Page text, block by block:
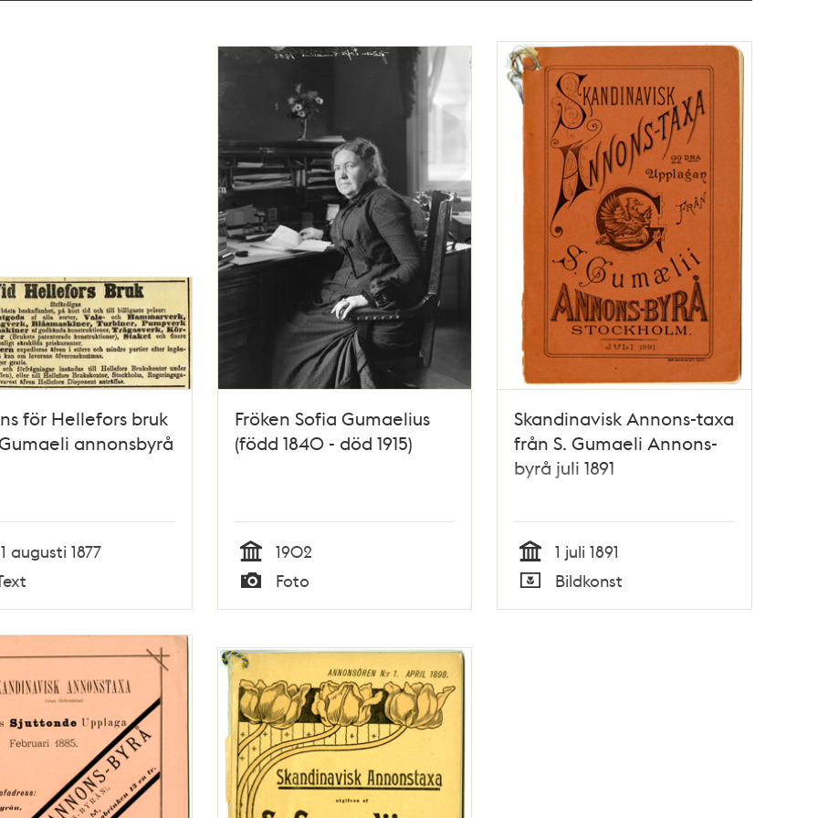
för Hellefors bruk
annonsbyrå
augusti 1877
Fröken Sofia Gumaelius
(född 1840 - död 1915)
Tid
1902
Typ
Foto
Skandinavisk Annons-taxa
från S. Gumaeli Annons-
byrå juli 1891
Tid
1 juli 1891
Typ
Bildkonst